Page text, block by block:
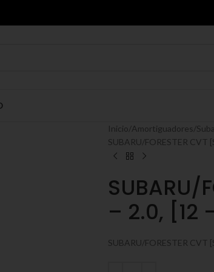
Inicio Amortiguadores
SUBARU/FORESTER CVT
SUBARU/
– 2.0, [12
SUBARU/FORESTER CVT